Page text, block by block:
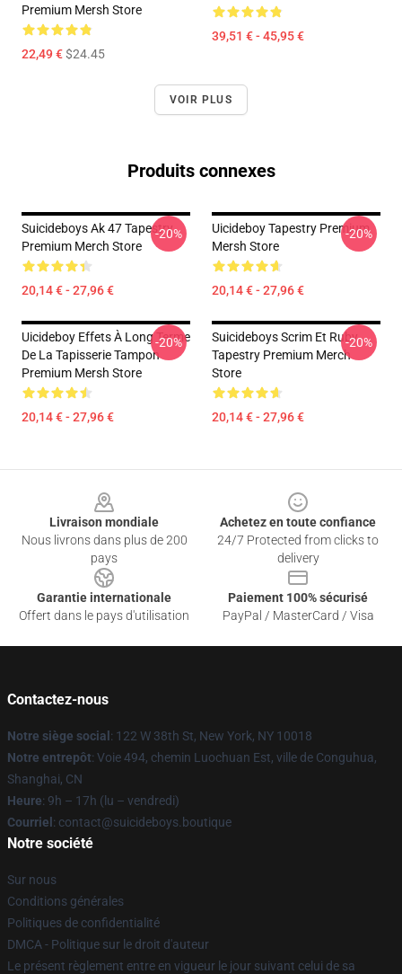
Premium Mersh Store
22,49 €$24.45
39,51 € - 45,95 €
VOIR PLUS
Produits connexes
Suicideboys Ak 47 Tapestry
Premium Merch Store
20,14 € - 27,96 €
-20%
Uicideboy Tapestry Premium
Mersh Store
20,14 € - 27,96 €
-20%
Uicideboy Effets À Long Terme
De La Tapisserie Tampon
Premium Mersh Store
20,14 € - 27,96 €
-20%
Suicideboys Scrim Et Ruby
Tapestry Premium Merch
Store
20,14 € - 27,96 €
-20%
Livraison mondiale
Nous livrons dans plus de 200
pays
Achetez en toute confiance
24/7 Protected from clicks to
delivery
Garantie internationale
Offert dans le pays d'utilisation
Paiement 100% sécurisé
PayPal / MasterCard / Visa
Contactez-nous
Notre siège social : 122 W 38th St, New York, NY 10018
Notre entrepôt: Voie 494, chemin Luochuan Est, ville de Conguhua,
Shanghai, CN
Heure: 9h – 17h (lu – vendredi)
Courriel : contact@suicideboys.boutique
Notre société
Sur nous
Conditions générales
Politiques de confidentialité
DMCA - Politique sur le droit d'auteur
Le présent règlement entre en vigueur le jour suivant celui de sa